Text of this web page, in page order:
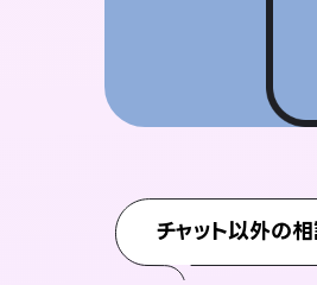
チャット以外の